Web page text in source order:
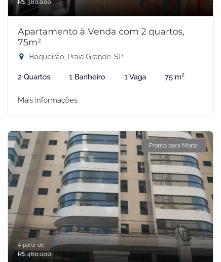
R$ 380.000
Apartamento à Venda com 2 quartos,
75m²
Boqueirão, Praia Grande-SP
2 Quartos 1 Banheiro 1 Vaga 75 m²
Mais informações
Pronto para Morar
A partir de:
R$ 460.000